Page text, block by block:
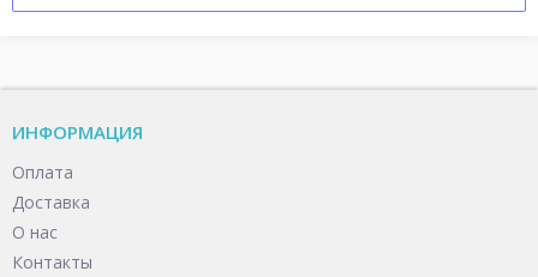
ИНФОРМАЦИЯ
Оплата
Доставка
О нас
Контакты